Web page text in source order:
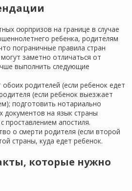
сюрпризов на границе в случае
ребенка, родителям
пограничные правила стран
заметно отличаться от
выполнить следующие
родителей (если ребенок едет
(если ребенок выезжает
подготовить нотариально
документов на язык страны
проставлением апостиля.
о смерти родителя (если второй
страны, куда едет ребенок.
которые нужно